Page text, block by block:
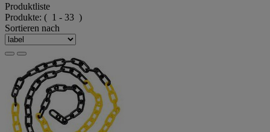
Produktliste
Produkte: ( 1 - 33 )
Sortieren nach